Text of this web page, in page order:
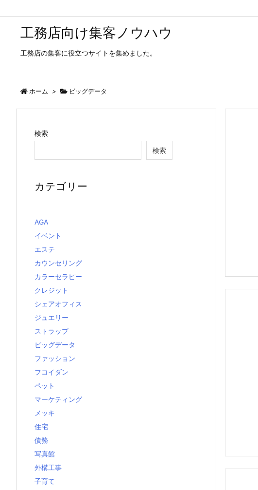
工務店向け集客ノウハウ
工務店の集客に役立つサイトを集めました。
ホーム > ビッグデータ
検索
検索
カテゴリー
AGA
イベント
エステ
カウンセリング
カラーセラピー
クレジット
シェアオフィス
ジュエリー
ストラップ
ビッグデータ
ファッション
フコイダン
ペット
マーケティング
メッキ
住宅
債務
写真館
外構工事
子育て